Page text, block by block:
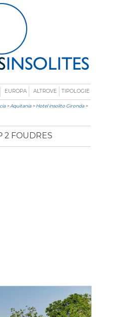
EUROPA ALTROVE TIPOLOGIE
>Aquitania>Hotel insolito Gironda>
2 FOUDRES